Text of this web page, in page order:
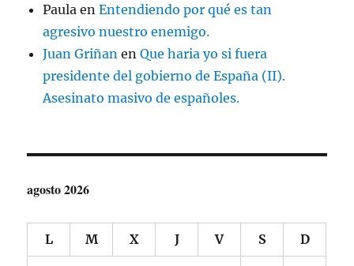
Paula enEntendiendo por qué es tan
agresivo nuestro enemigo.
Juan Griñan enQue haria yo si fuera
presidente del gobierno de España (II).
Asesinato masivo de españoles.
agosto 2026
L M X J V S D